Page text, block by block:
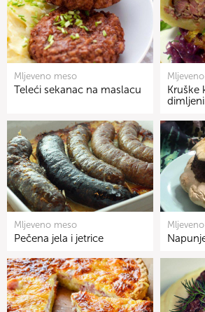
Mljeveno meso
Teleći sekanac na maslacu
Kruške
Mljeveno meso
Pečena jela i jetrice